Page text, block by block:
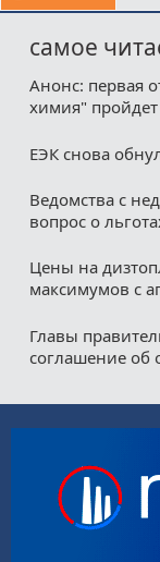
самое
Анонс: первая
химия"
ЕЭК снова
Ведомства с
вопрос о
Цены на
максимумов с
Главы
соглашение об